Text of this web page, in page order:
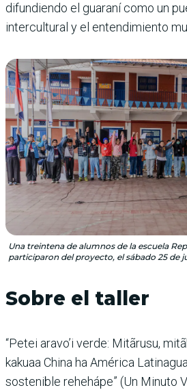
difundiendo el guaraní como un
intercultural y el entendimiento
Una treintena de alumnos de la escuela
participaron del proyecto, el sábado 25 de
Sobre el taller
“Petei aravo’i verde: Mitãrusu,
kakuaa China ha América
sostenible rehehápe” (Un Minuto